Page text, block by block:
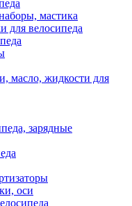
мастика
для велосипеда
масло, жидкости для
зарядные
оси